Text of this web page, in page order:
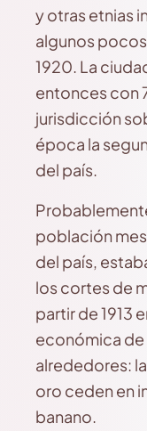
y otras etnias
algunos
1920. La
entonces con
jurisdicción
época la
del país.
población
del país,
los cortes de
partir de 1913
económica de
alrededores:
oro ceden en
banano.